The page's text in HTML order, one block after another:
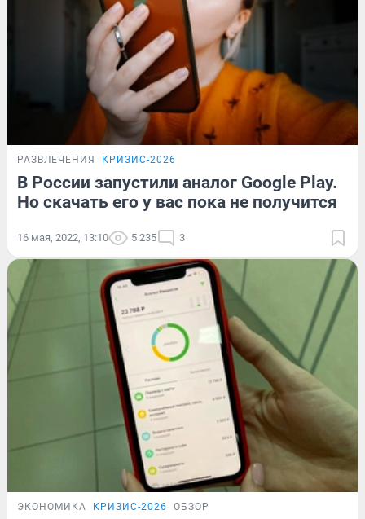
РАЗВЛЕЧЕНИЯ КРИЗИС-2026
В России запустили аналог Google Play.
Но скачать его у вас пока не получится
16 мая, 2022, 13:10 5 235 3
ЭКОНОМИКА КРИЗИС-2026 ОБЗОР